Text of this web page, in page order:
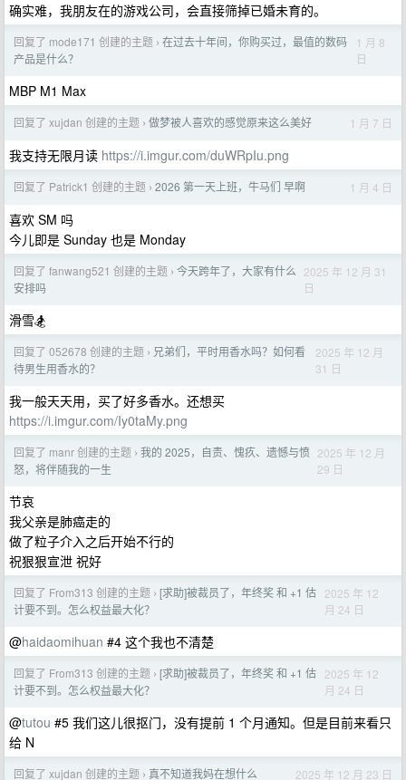
确实难，我朋友在的游戏公司，会直接筛掉已婚未育的。
回复了 mode171 创建的主题 › 在过去十年间，你购买过，最值的数码
产品是什么？
1 月 8
日
MBP M1 Max
回复了 xujdan 创建的主题 › 做梦被人喜欢的感觉原来这么美好 1 月 7 日
我支持无限月读 https://i.imgur.com/duWRpIu.png
回复了 Patrick1 创建的主题 › 2026 第一天上班，牛马们 早啊 1 月 4 日
喜欢 SM 吗
今儿即是 Sunday 也是 Monday
回复了 fanwang521 创建的主题 › 今天跨年了，大家有什么
安排吗
2025 年 12 月 31
日
滑雪🏂
回复了 052678 创建的主题 › 兄弟们，平时用香水吗？如何看
待男生用香水的？
2025 年 12 月
31 日
我一般天天用，买了好多香水。还想买
https://i.imgur.com/Iy0taMy.png
回复了 manr 创建的主题 › 我的 2025，自责、愧疚、遗憾与愤
怒，将伴随我的一生
2025 年 12 月
29 日
节哀
我父亲是肺癌走的
做了粒子介入之后开始不行的
祝狠狠宣泄 祝好
回复了 From313 创建的主题 › [求助]被裁员了，年终奖 和 +1 估
计要不到。怎么权益最大化？
2025 年 12
月 24 日
@haidaomihuan #4 这个我也不清楚
回复了 From313 创建的主题 › [求助]被裁员了，年终奖 和 +1 估
计要不到。怎么权益最大化？
2025 年 12
月 24 日
@tutou #5 我们这儿很抠门，没有提前 1 个月通知。但是目前来看只
给 N
回复了 xujdan 创建的主题 › 真不知道我妈在想什么 2025 年 12 月 23 日